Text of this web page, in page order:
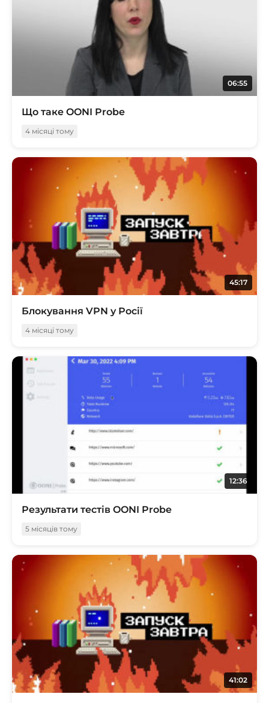
06:55
Що таке OONI Probe
4 місяці тому
45:17
Блокування VPN у Росії
4 місяці тому
12:36
Результати тестів OONI Probe
5 місяців тому
41:02